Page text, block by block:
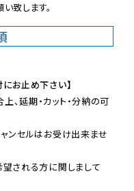
致します。
お止め下さい】
延期・カット・分納の可
ンセルはお受け出来ませ
望される方に関しまして